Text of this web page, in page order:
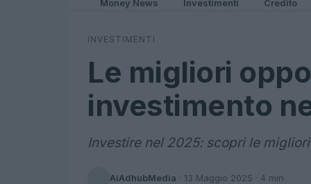
Money News Investimenti Credito
INVESTIMENTI
Le migliori
investimento
Investire nel 2025: scopri le
AiAdhubMedia · 13 Maggio 2025 · 4 min